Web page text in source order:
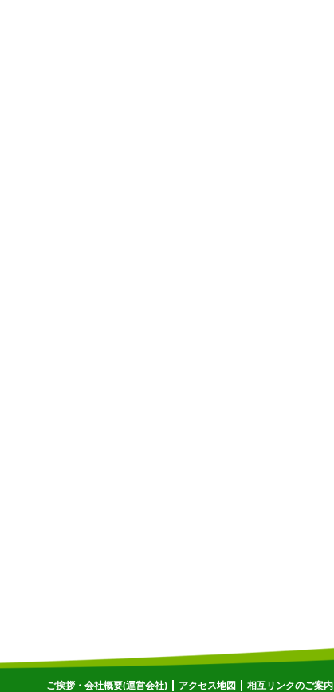
ご挨拶・会社概要(運営会社) アクセス地図 相互リンクのご案内